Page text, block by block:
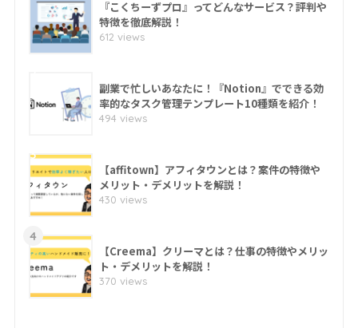
『こくちーずプロ』ってどんなサービス？評判や
特徴を徹底解説！
612 views
副業で忙しいあなたに！『Notion』でできる効
率的なタスク管理テンプレート10種類を紹介！
494 views
3
【affitown】アフィタウンとは？案件の特徴や
メリット・デメリットを解説！
430 views
4
【Creema】クリーマとは？仕事の特徴やメリッ
ト・デメリットを解説！
370 views